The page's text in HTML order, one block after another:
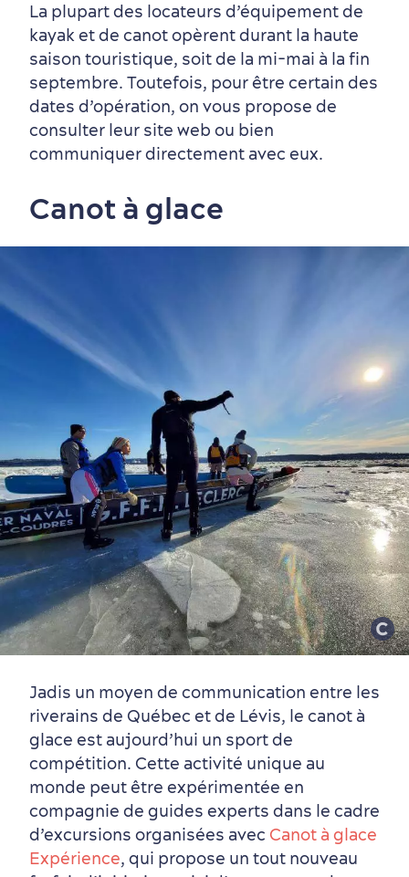
La plupart des locateurs d’équipement de
kayak et de canot opèrent durant la haute
saison touristique, soit de la mi-mai à la fin
septembre. Toutefois, pour être certain des
dates d’opération, on vous propose de
consulter leur site web ou bien
communiquer directement avec eux.
Canot à glace
Jadis un moyen de communication entre les
riverains de Québec et de Lévis, le canot à
glace est aujourd’hui un sport de
compétition. Cette activité unique au
monde peut être expérimentée en
compagnie de guides experts dans le cadre
d’excursions organisées avec Canot à glace
Expérience, qui propose un tout nouveau